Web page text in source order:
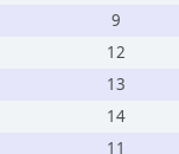
9
12
13
14
11